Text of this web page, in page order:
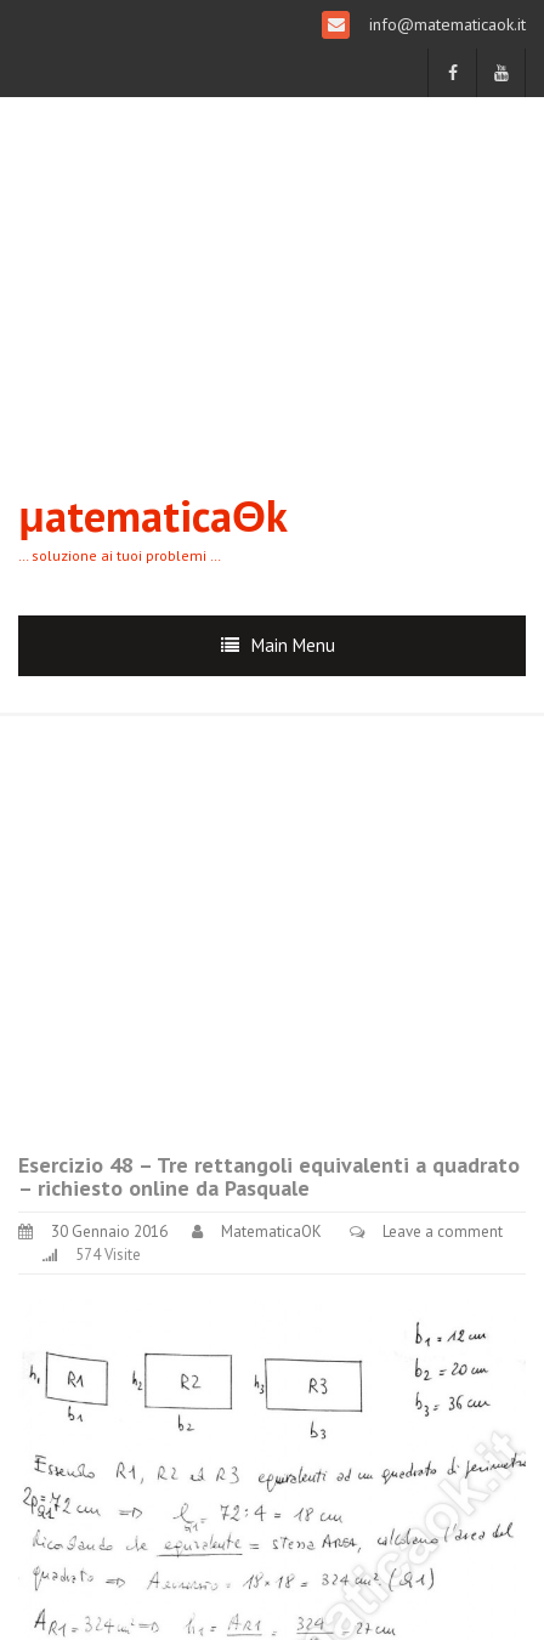
info@matematicaok.it
μatematicaΘk
… soluzione ai tuoi problemi …
Main Menu
Esercizio 48 – Tre rettangoli equivalenti a quadrato
– richiesto online da Pasquale
30 Gennaio 2016 MatematicaOK
Leave a comment
574 Visite